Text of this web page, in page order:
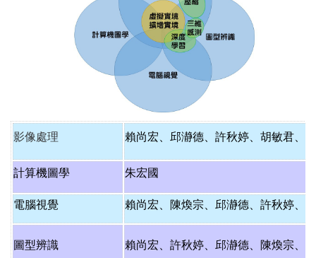
影像處理 賴尚宏 、邱瀞德 、許秋婷 、胡敏君
計算機圖學 朱宏國
電腦視覺 賴尚宏 陳煥宗 、邱瀞德 、許秋婷
圖型辨識 賴尚宏 、許秋婷 、邱瀞德 陳煥宗